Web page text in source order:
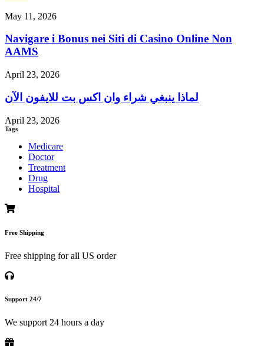
May 11, 2026
Navigare i Bonus nei Siti di Casino Online Non
AAMS
April 23, 2026
لماذا ينبغي شراء وان اكس بت للايفون الآن
April 23, 2026
Tags
Medicare
Doctor
Treatment
Drug
Hospital
Free Shipping
Free shipping for all US order
Support 24/7
We support 24 hours a day